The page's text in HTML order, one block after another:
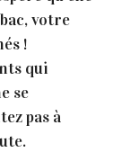
votre
!
qui
se
pas à